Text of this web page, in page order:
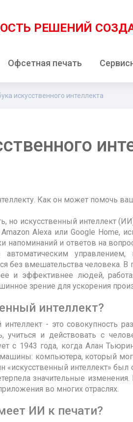
РЕШЕНИЙ
Офсетная печать
искусственного интеллекта
Как он может помочь
но искусственный интеллект
Alexa или Google Home,
напоминаний и ответов на
без вмешательства человека.
и эффективнее людей,
зрение для ускорения
интеллект?
- это совокупность
и действовать с
с 1943 года, когда Алан
компьютера, который мог
интеллект»
значительные
во многих отраслях.
ИИ к печати?